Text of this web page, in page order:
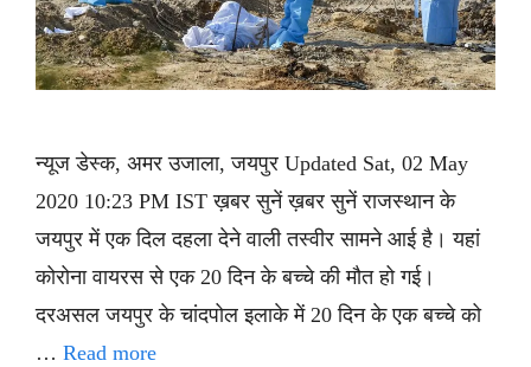
न्यूज डेस्क, अमर उजाला, जयपुर Updated Sat, 02 May
2020 10:23 PM IST ख़बर सुनें ख़बर सुनें राजस्थान के
जयपुर में एक दिल दहला देने वाली तस्वीर सामने आई है। यहां
कोरोना वायरस से एक 20 दिन के बच्चे की मौत हो गई।
दरअसल जयपुर के चांदपोल इलाके में 20 दिन के एक बच्चे को
… Read more